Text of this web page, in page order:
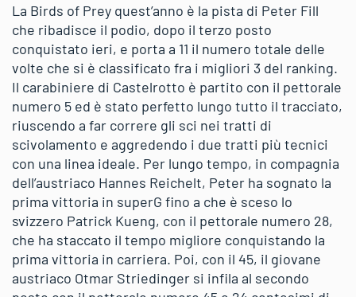
La Birds of Prey quest’anno è la pista di Peter Fill
che ribadisce il podio, dopo il terzo posto
conquistato ieri, e porta a 11 il numero totale delle
volte che si è classificato fra i migliori 3 del ranking.
Il carabiniere di Castelrotto è partito con il pettorale
numero 5 ed è stato perfetto lungo tutto il tracciato,
riuscendo a far correre gli sci nei tratti di
scivolamento e aggredendo i due tratti più tecnici
con una linea ideale. Per lungo tempo, in compagnia
dell’austriaco Hannes Reichelt, Peter ha sognato la
prima vittoria in superG fino a che è sceso lo
svizzero Patrick Kueng, con il pettorale numero 28,
che ha staccato il tempo migliore conquistando la
prima vittoria in carriera. Poi, con il 45, il giovane
austriaco Otmar Striedinger si infila al secondo